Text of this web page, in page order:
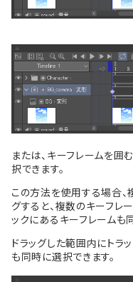
または、キーフレームを囲
択できます。
この方法を使用する場合、
グすると、複数のキーフレ
ックにあるキーフレームも
ドラッグした範囲内にトラ
も同時に選択できます。